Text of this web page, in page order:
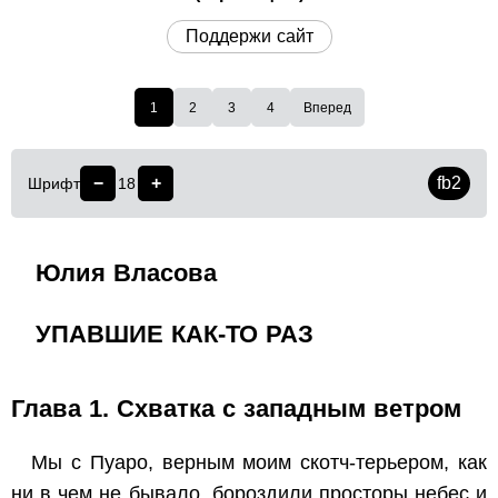
Поддержи сайт
1 2 3 4 Вперед
Шрифт − 18 + fb2
Юлия Власова
УПАВШИЕ КАК-ТО РАЗ
Глава 1. Схватка с западным ветром
Мы с Пуаро, верным моим скотч-терьером, как
ни в чем не бывало, бороздили просторы небес и